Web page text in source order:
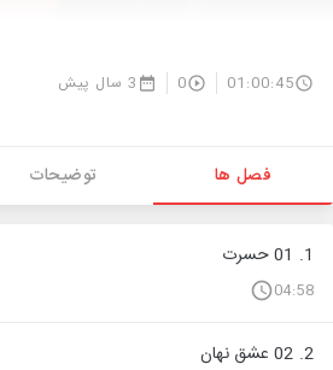
01:00:45
0 3 سال پیش
فصل ها توضیحات
1. 01 حسرت
04:58
2. 02 عشق نهان